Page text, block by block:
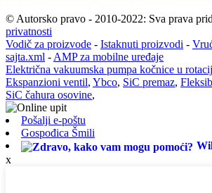
© Autorsko pravo - 2010-2022: Sva prava
privatnosti
Vodič za proizvode - Istaknuti proizvodi -
sajta.xml - AMP za mobilne uređaje
Električna vakuumska pumpa kočnice u
Ekspanzioni ventil, Ybco, SiC premaz,
SiC čahura osovine,
Pošalji e-poštu
Gospođica Šmili
x